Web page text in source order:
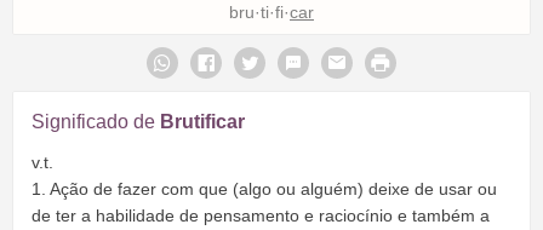
bru·ti·fi·car
Significado de Brutificar
v.t.
1. Ação de fazer com que (algo ou alguém) deixe de usar ou
de ter a habilidade de pensamento e raciocínio e também a